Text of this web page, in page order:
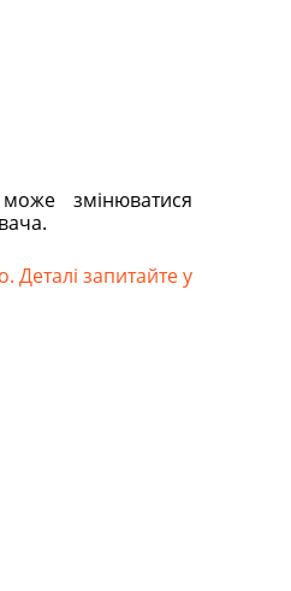
змінюватися
Деталі запитайте у